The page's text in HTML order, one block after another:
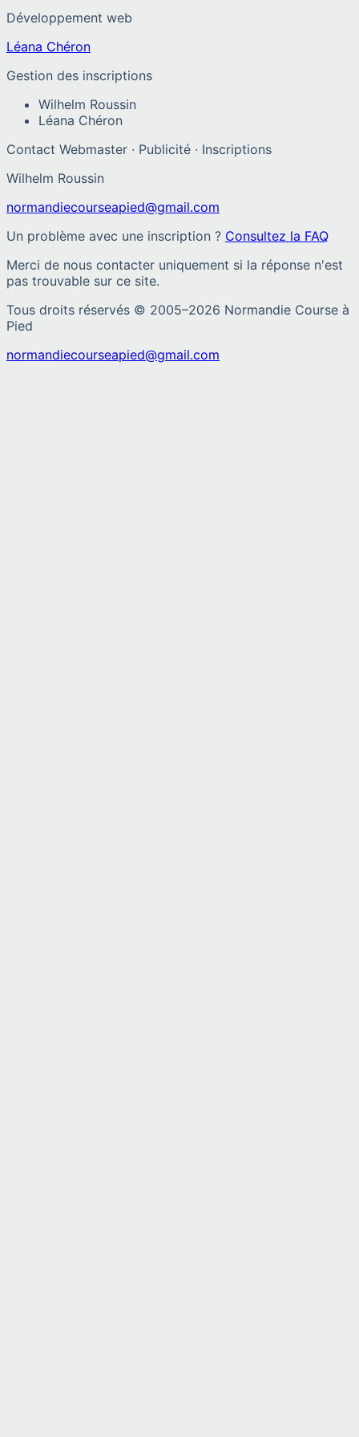
Développement web
Léana Chéron
Gestion des inscriptions
Wilhelm Roussin
Léana Chéron
Contact Webmaster · Publicité · Inscriptions
Wilhelm Roussin
normandiecourseapied@gmail.com
Un problème avec une inscription ? Consultez la FAQ
Merci de nous contacter uniquement si la réponse n'est
pas trouvable sur ce site.
Tous droits réservés © 2005–2026 Normandie Course à
Pied
normandiecourseapied@gmail.com